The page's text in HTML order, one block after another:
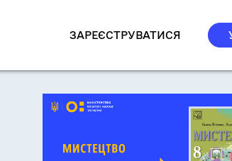
ЗАРЕЄСТРУВАТИСЯ